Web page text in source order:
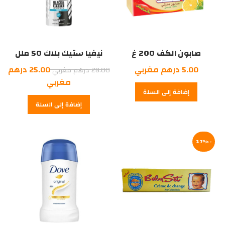
صابون الكف 200 غ
5.00درهم مغربي
إضافة إلى السلة
نيفيا ستيك بلاك 50 ملل
28.00درهم مغربيالسعر
الأصلي
هو:
28.00
25.00 درهم
مغربي
الحالي
هو:
مغربي.
إضافة إلى السلة
-17%